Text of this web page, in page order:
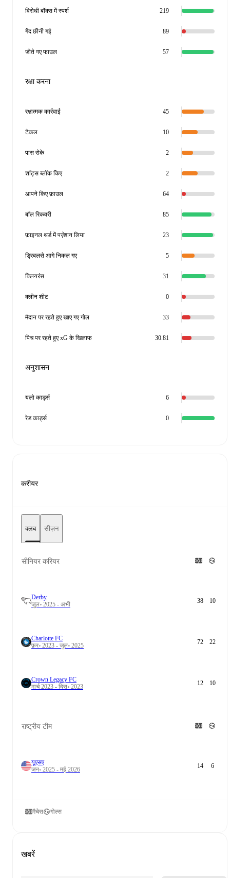
विरोधी बॉक्स में स्पर्श 219
गेंद छीनी गई 89
जीते गए फाउल 57
रक्षा करना
रक्षात्मक कार्रवाई 45
टैकल 10
पास रोके 2
शॉट्स ब्लॉक किए 2
आपने किए फ़ाउल 64
बॉल रिकवरी 85
फ़ाइनल थर्ड में पज़ेशन लिया 23
ड्रिबलसे आगे निकल गए 5
क्लियरंस 31
क्लीन शीट 0
मैदान पर रहते हुए खाए गए गोल 33
पिच पर रहते हुए xG के खिलाफ 30.81
अनुशासन
यलो कार्ड्स 6
रेड कार्ड्स 0
करीयर
क्लब सीज़न
सीनियर करियर
Derby
जुल॰ 2025 - अभी
38 10
Charlotte FC
फ़र॰ 2023 - जुल॰ 2025
72 22
Crown Legacy FC
मार्च 2023 - दिस॰ 2023
12 10
राष्ट्रीय टीम
यूएसए
जन॰ 2025 - मई 2026
14 6
मैचेस गोल्स
खबरें